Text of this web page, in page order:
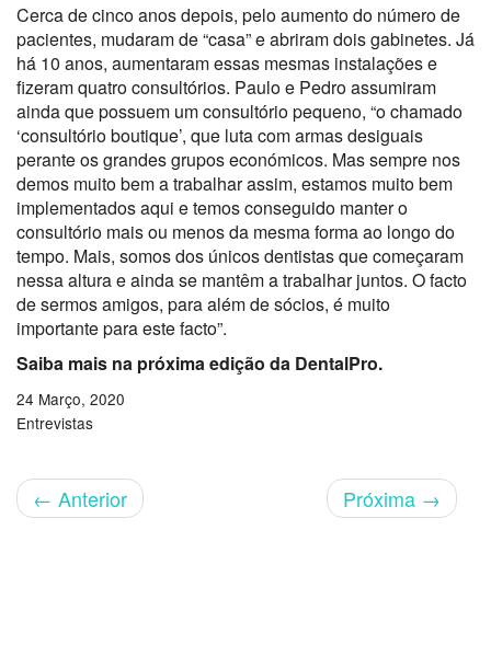
Cerca de cinco anos depois, pelo aumento do número de
pacientes, mudaram de “casa” e abriram dois gabinetes. Já
há 10 anos, aumentaram essas mesmas instalações e
fizeram quatro consultórios. Paulo e Pedro assumiram
ainda que possuem um consultório pequeno, “o chamado
‘consultório boutique’, que luta com armas desiguais
perante os grandes grupos económicos. Mas sempre nos
demos muito bem a trabalhar assim, estamos muito bem
implementados aqui e temos conseguido manter o
consultório mais ou menos da mesma forma ao longo do
tempo. Mais, somos dos únicos dentistas que começaram
nessa altura e ainda se mantêm a trabalhar juntos. O facto
de sermos amigos, para além de sócios, é muito
importante para este facto”.
Saiba mais na próxima edição da DentalPro.
24 Março, 2020
Entrevistas
← Anterior Próxima →